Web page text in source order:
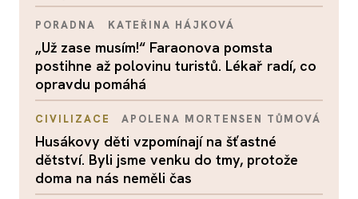
PORADNA KATEŘINA HÁJKOVÁ
„Už zase musím!“ Faraonova pomsta
postihne až polovinu turistů. Lékař radí, co
opravdu pomáhá
CIVILIZACE APOLENA MORTENSEN TŮMOVÁ
Husákovy děti vzpomínají na šťastné
dětství. Byli jsme venku do tmy, protože
doma na nás neměli čas